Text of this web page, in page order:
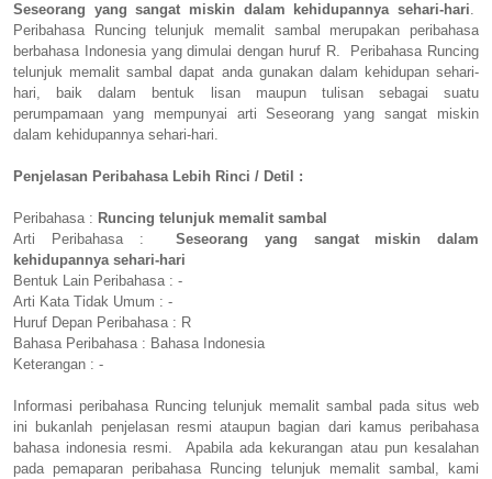
Seseorang yang sangat miskin dalam kehidupannya sehari-hari.
Peribahasa Runcing telunjuk memalit sambal merupakan peribahasa
berbahasa Indonesia yang dimulai dengan huruf R. Peribahasa Runcing
telunjuk memalit sambal dapat anda gunakan dalam kehidupan sehari-
hari, baik dalam bentuk lisan maupun tulisan sebagai suatu
perumpamaan yang mempunyai arti Seseorang yang sangat miskin
dalam kehidupannya sehari-hari.
Penjelasan Peribahasa Lebih Rinci / Detil :
Peribahasa : Runcing telunjuk memalit sambal
Arti Peribahasa : Seseorang yang sangat miskin dalam
kehidupannya sehari-hari
Bentuk Lain Peribahasa : -
Arti Kata Tidak Umum : -
Huruf Depan Peribahasa : R
Bahasa Peribahasa : Bahasa Indonesia
Keterangan : -
Informasi peribahasa Runcing telunjuk memalit sambal pada situs web
ini bukanlah penjelasan resmi ataupun bagian dari kamus peribahasa
bahasa indonesia resmi. Apabila ada kekurangan atau pun kesalahan
pada pemaparan peribahasa Runcing telunjuk memalit sambal, kami